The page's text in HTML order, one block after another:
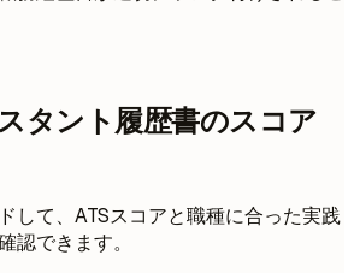
タント履歴書のスコア
して、ATSスコアと職種に合った実践
認できます。